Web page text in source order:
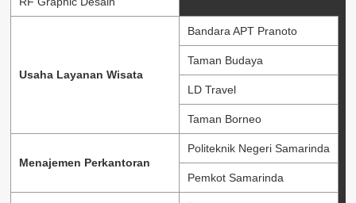
Usaha Layanan Wisata
Bandara APT Pranoto
Taman Budaya
LD Travel
Taman Borneo
Menajemen Perkantoran
Politeknik Negeri Samarinda
Pemkot Samarinda